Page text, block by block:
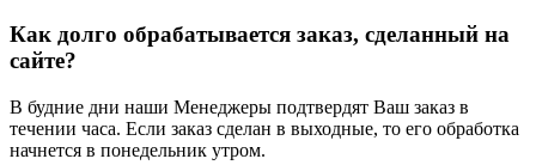
Как долго обрабатывается заказ, сделанный на
сайте?
В будние дни наши Менеджеры подтвердят Ваш заказ в
течении часа. Если заказ сделан в выходные, то его обработка
начнется в понедельник утром.